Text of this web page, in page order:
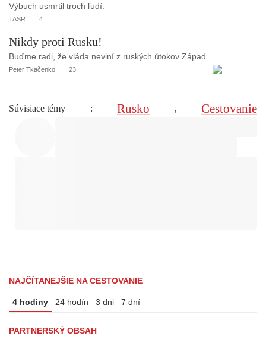
Výbuch usmrtil troch ľudí.
TASR 4
Nikdy proti Rusku!
Buďme radi, že vláda neviní z ruských útokov Západ.
Peter Tkačenko 23
Súvisiace témy : Rusko , Cestovanie
NAJČÍTANEJŠIE NA CESTOVANIE
4 hodiny 24 hodín 3 dni 7 dní
PARTNERSKÝ OBSAH